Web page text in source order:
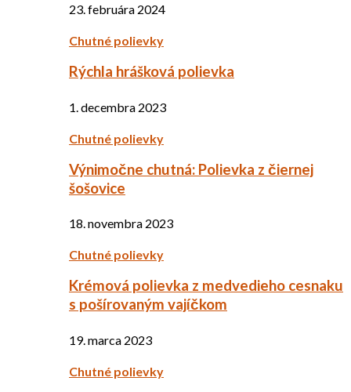
23. februára 2024
Chutné polievky
Rýchla hrášková polievka
1. decembra 2023
Chutné polievky
Výnimočne chutná: Polievka z čiernej
šošovice
18. novembra 2023
Chutné polievky
Krémová polievka z medvedieho cesnaku
s pošírovaným vajíčkom
19. marca 2023
Chutné polievky